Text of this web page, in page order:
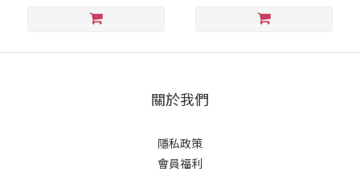
關於我們
隱私政策
會員福利